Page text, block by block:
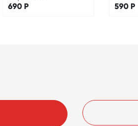
690 Р
590 Р